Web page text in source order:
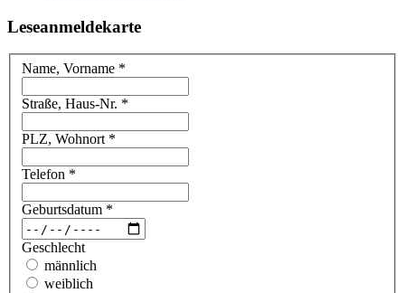
Leseanmeldekarte
Name, Vorname *
Straße, Haus-Nr. *
PLZ, Wohnort *
Telefon *
Geburtsdatum *
Geschlecht
männlich
weiblich